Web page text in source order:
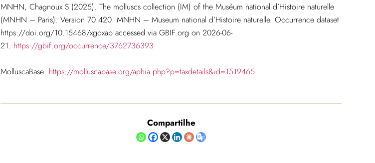
MNHN, Chagnoux S (2025). The molluscs collection (IM) of the Muséum national d’Histoire naturelle
(MNHN – Paris). Version 70.420. MNHN – Museum national d’Histoire naturelle. Occurrence dataset
https://doi.org/10.15468/xgoxap accessed via GBIF.org on 2026-06-
21. https://gbif.org/occurrence/3762736393
MolluscaBase: https://molluscabase.org/aphia.php?p=taxdetails&id=1519465
Compartilhe